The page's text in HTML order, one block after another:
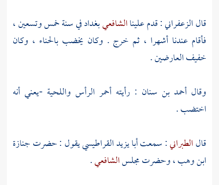
قالالزعفراني: قدم عليناالشافعيبغدادفي سنة خمس وتسعين ،
فأقام عندنا أشهرا ، ثم خرج . وكان يخضب بالحناء ، وكان
خفيف العارضين .
وقالأحمد بن سنان : رأيته أحمر الرأس واللحية -يعني أنه
اختضب .
قالالطبراني: سمعتأبا يزيد القراطيسييقول : حضرت جنازة
ابن وهب، وحضرت مجلسالشافعي.